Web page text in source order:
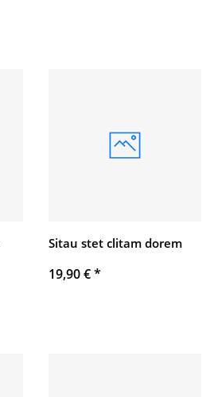
Sitau stet clitam dorem
19,90 €*